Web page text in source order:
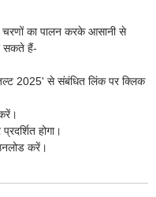
चरणों का पालन करके आसानी से
सकते हैं-
2025' से संबंधित लिंक पर क्लिक
होगा।
करें।